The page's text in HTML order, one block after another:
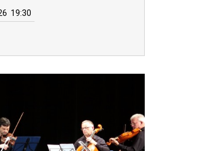
19:30